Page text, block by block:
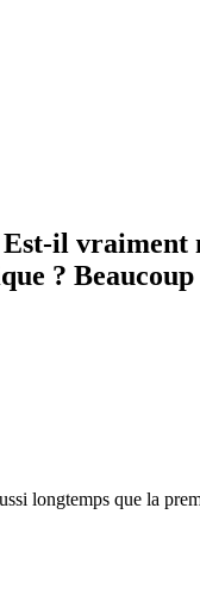
il vraiment
? Beaucoup
longtemps que la